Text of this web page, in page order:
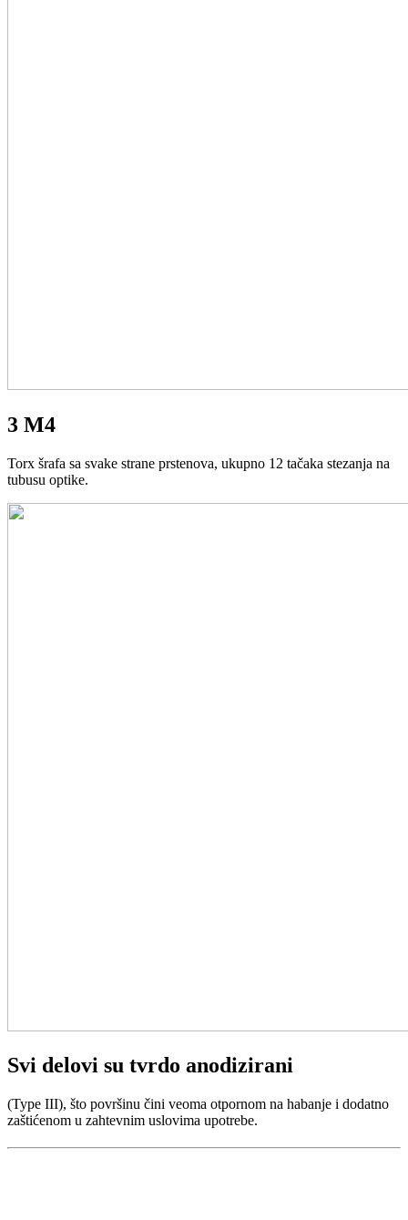
3 M4
Torx šrafa sa svake strane prstenova, ukupno 12 tačaka stezanja na
tubusu optike.
Svi delovi su tvrdo anodizirani
(Type III), što površinu čini veoma otpornom na habanje i dodatno
zaštićenom u zahtevnim uslovima upotrebe.